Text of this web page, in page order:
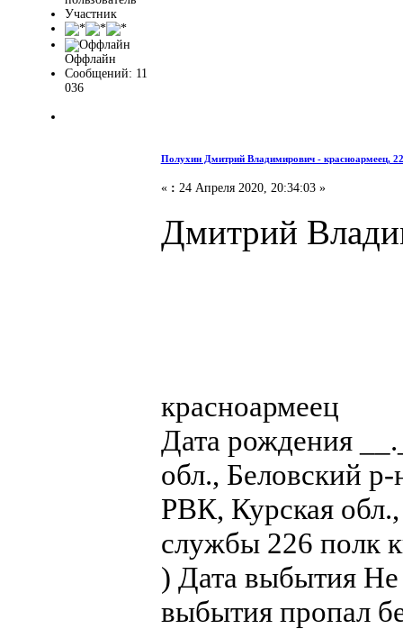
Участник
Оффлайн
Сообщений: 11
036
Полухин Дмитрий Владимирович - красноармеец,
« : 24 Апреля 2020, 20:34:03 »
Дмитрий
красноармеец
Дата рождения
обл., Беловский
РВК, Курская
службы 226 полк
) Дата выбытия
выбытия пропал